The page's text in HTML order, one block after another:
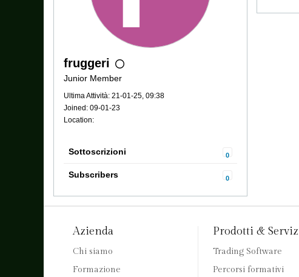
fruggeri
Junior Member
Ultima Attività: 21-01-25, 09:38
Joined: 09-01-23
Location:
Sottoscrizioni 0
Subscribers 0
Azienda
Chi siamo
Formazione
Prodotti &
Trading Software
Percorsi formativi